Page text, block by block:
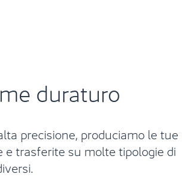
duraturo
precisione, produciamo le tue
trasferite su molte tipologie di